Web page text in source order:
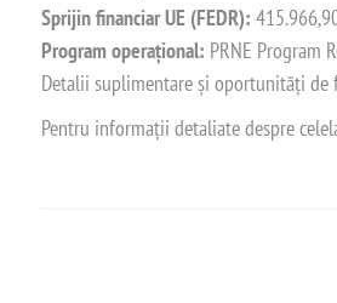
Sprijin financiar UE (FEDR):
Program operațional: PRNE Program
Detalii suplimentare și oportunități de
Pentru informații detaliate despre